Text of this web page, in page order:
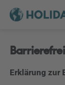
Erklärung zur